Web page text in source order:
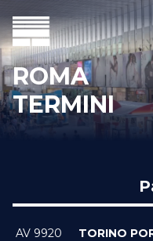
ROMA
TERMINI
AV 9920
TORINO